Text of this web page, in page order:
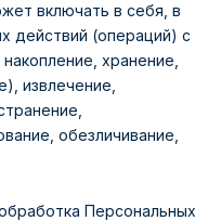
включать в себя, в
действий (операций) с
хранение,
извлечение,
обезличивание,
Персональных